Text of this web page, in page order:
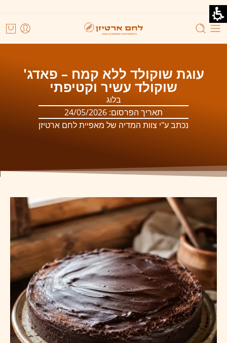
עוגת שוקולד ללא קמח – פאדג'
שוקולד עשיר וקטיפתי
בלוג
תאריך הפרסום: 24/05/2026
נכתב ע"י צוות המדיה של מאפיית לחם ארטיזן